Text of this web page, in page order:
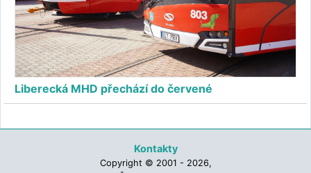
Liberecká MHD přechází do červené
Kontakty
Copyright © 2001 - 2026,